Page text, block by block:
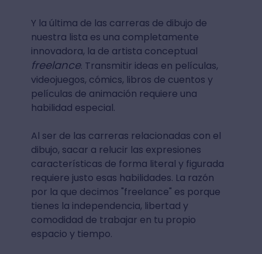
Y la última de las carreras de dibujo de
nuestra lista es una completamente
innovadora, la de artista conceptual
freelance. Transmitir ideas en películas,
videojuegos, cómics, libros de cuentos y
películas de animación requiere una
habilidad especial.
Al ser de las carreras relacionadas con el
dibujo, sacar a relucir las expresiones
características de forma literal y figurada
requiere justo esas habilidades. La razón
por la que decimos "freelance" es porque
tienes la independencia, libertad y
comodidad de trabajar en tu propio
espacio y tiempo.